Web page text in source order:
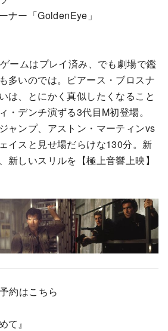
ナー「GoldenEye」
ームはプレイ済み、でも劇場で鑑
多いのでは。ピアース・ブロスナ
は、とにかく真似したくなること
・デンチ演ずる3代目M初登場。
ャンプ、アストン・マーティンvs
イスと見せ場だらけな130分。新
新しいスリルを【極上音響上映】
約はこちら
て』